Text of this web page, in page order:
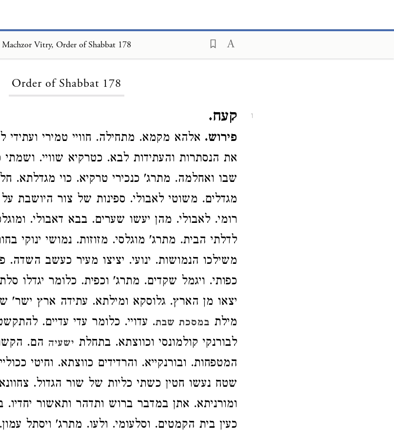
Machzor Vitry, Order of Shabbat 178
Order of Shabbat 178
1 קעח.
פירוש. אלהא מקמא. מתחילה. חוויי טמירי ועתידי
את הנסתרות והעתידות לבא. כטרקיא שוויי.
שבו ואחלמה. מתרג' כנכירי טרקיא. כוי מגדלתא.
מגדלים. משוטי לאבולי. ספינות של צור היושבת
רומי. לאבולי. מהן יעשו שערים. בבא דאבולי.
לדלתי הבית. מתרג' מוגלסי. מזוזות. נמושי ינוקי
משילכו הנמושות. ינועי. יציצו מעיר כעשב השדה.
כפותי. ויגמל שקדים. מתרג' וכפית. כלומר יגדלו
יצאו מן הארץ. גלוסקא ומילתא. עתידה ארץ ישר'
מילת במסכת שבת. עדויי. כלומר עדי עדיים.
לבורנקי קולמונסי וכווצתא. בתחלת ישעיה הם.
המטפחות. ובורנקייא. והרדידים כווצתא. וחיטי
שטח נעשו חטין כשתי כליות של שור הגדול. צחוונא
ומורניתא. אתן במדבר ברוש ותדהר ותאשור יחדיו.
כעין בית הקמטים. וסלעומי. ולעו. מתרג' ויסתל